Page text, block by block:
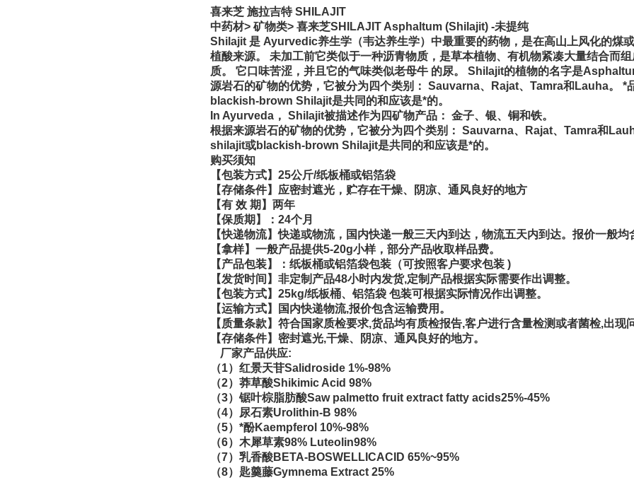
喜来芝 施拉吉特 SHILAJIT
中药材> 矿物类> 喜来芝SHILAJIT Asphaltum (Shilajit) -未提纯
Shilajit 是 Ayurvedic养生学（韦达养生学）中最重要的药物，是在高山上风化的煤
植酸来源。 未加工前它类似于一种沥青物质，是草本植物、有机物紧凑大量结合而
质。 它口味苦涩，并且它的气味类似老母牛 的尿。 Shilajit的植物的名字是
源岩石的矿物的优势，它被分为四个类别： Sauvarna、Rajat、Tamra和Lauha。
blackish-brown Shilajit是共同的和应该是*的。
In Ayurveda， Shilajit被描述作为四矿物产品： 金子、银、铜和铁。
根据来源岩石的矿物的优势，它被分为四个类别： Sauvarna、Rajat、Tamra和
shilajit或blackish-brown Shilajit是共同的和应该是*的。
购买须知
【包装方式】 25公斤/纸板桶或铝箔袋
【存储条件】应密封遮光，贮存在干燥、阴凉、通风良好的地方
【有 效 期】两年
【保质期】： 24个月
【快递物流】快递或物流，国内快递一般三天内到达，物流五天内到达。报价一般
【拿样】一般产品提供5-20g小样，部分产品收取样品费。
【产品包装】：纸板桶或铝箔袋包装（可按照客户要求包装 )
【发货时间】非定制产品48小时内发货,定制产品根据实际需要作出调整。
【包装方式】 25kg/纸板桶、铝箔袋 包装可根据实际情况作出调整。
【运输方式】国内快递物流,报价包含运输费用。
【质量条款】符合国家质检要求,货品均有质检报告,客户进行含量检测或者菌检,出现
【存储条件】密封遮光,干燥、阴凉、通风良好的地方。
厂家产品供应:
（1）红景天苷Salidroside 1%-98%
（2）莽草酸Shikimic Acid 98%
（3）锯叶棕脂肪酸Saw palmetto fruit extract fatty acids25%-45%
（4） 尿石素Urolithin-B 98%
（5）*酚Kaempferol 10%-98%
（6）木犀草素98% Luteolin98%
（7）乳香酸BETA-BOSWELLICACID 65%~95%
（8）匙羹藤Gymnema Extract 25%